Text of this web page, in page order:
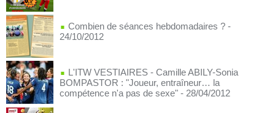
Combien de séances hebdomadaires ? -
24/10/2012
L'ITW VESTIAIRES - Camille ABILY-Sonia
BOMPASTOR : "Joueur, entraîneur… la
compétence n'a pas de sexe" - 28/04/2012